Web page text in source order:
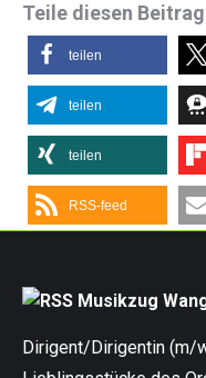
Teile diesen
teilen
teilen
teilen
RSS-feed
Musikzug
Dirigent/Dirigentin (m/